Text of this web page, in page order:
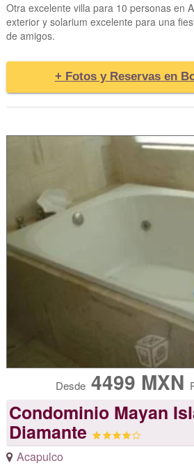
Otra excelente villa para 10 personas en
exterior y solarium excelente para una
de amigos.
+ Fotos y Reservas en
Desde 4499 MXN
Condominio Mayan
Diamante
Acapulco